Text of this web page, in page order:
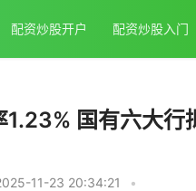
配资炒股开户 配资炒股入门
1.23% 国有六大
11-23 20:34:21 •